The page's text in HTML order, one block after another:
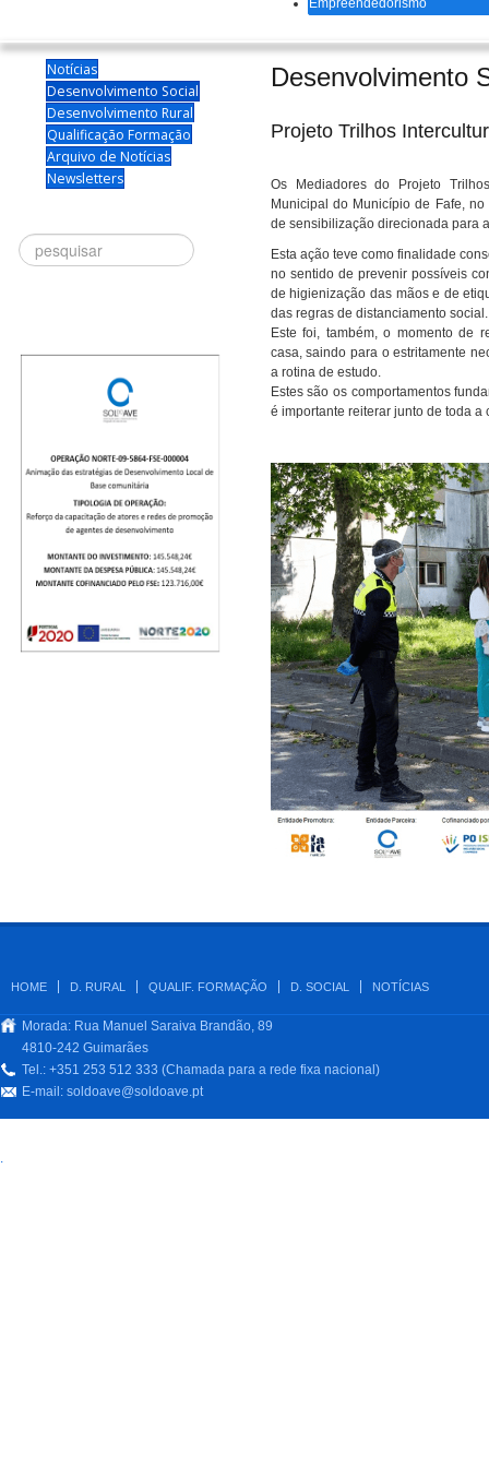
Empreendedorismo
Notícias
Desenvolvimento Social
Desenvolvimento Rural
Qualificação Formação
Arquivo de Notícias
Newsletters
Procurar
Desenvolvimento
Projeto Trilhos
Os Mediadores do Projeto
Municipal do Município de Fafe,
de sensibilização direcionada para
Esta ação teve como finalidade
no sentido de prevenir possíveis
de higienização das mãos e de
das regras de distanciamento social.
Este foi, também, o momento de
casa, saindo para o estritamente
a rotina de estudo.
Estes são os comportamentos
é importante reiterar junto de toda a
HOME D. RURAL QUALIF. FORMAÇÃO D. SOCIAL NOTÍCIAS
Morada: Rua Manuel Saraiva Brandão, 89
4810-242 Guimarães
Tel.: +351 253 512 333 (Chamada para a rede fixa nacional)
E-mail: soldoave@soldoave.pt
.